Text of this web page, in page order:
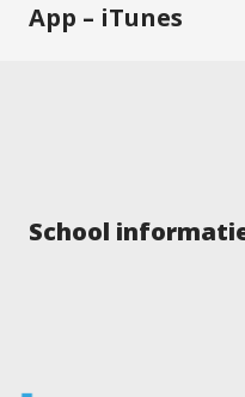
App – iTunes
School